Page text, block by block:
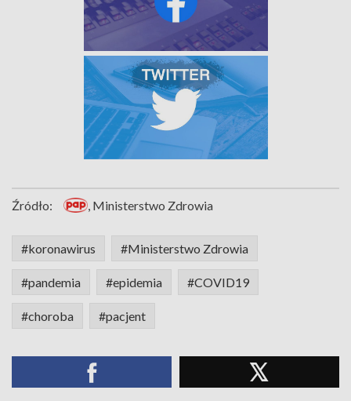
Źródło: , Ministerstwo Zdrowia
#koronawirus #Ministerstwo Zdrowia
#pandemia #epidemia #COVID19
#choroba #pacjent